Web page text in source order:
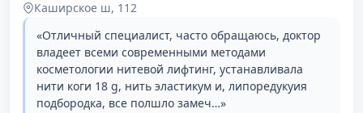
Каширское ш, 112
«Отличный специалист, часто обращаюсь, доктор
владеет всеми современными методами
косметологии нитевой лифтинг, устанавливала
нити коги 18 g, нить эластикум и, липоредукуия
подбородка, все полшло замеч…»